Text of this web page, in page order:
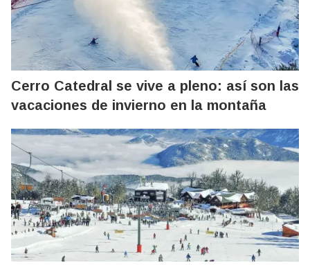
Cerro Catedral se vive a pleno: así son las
vacaciones de invierno en la montaña